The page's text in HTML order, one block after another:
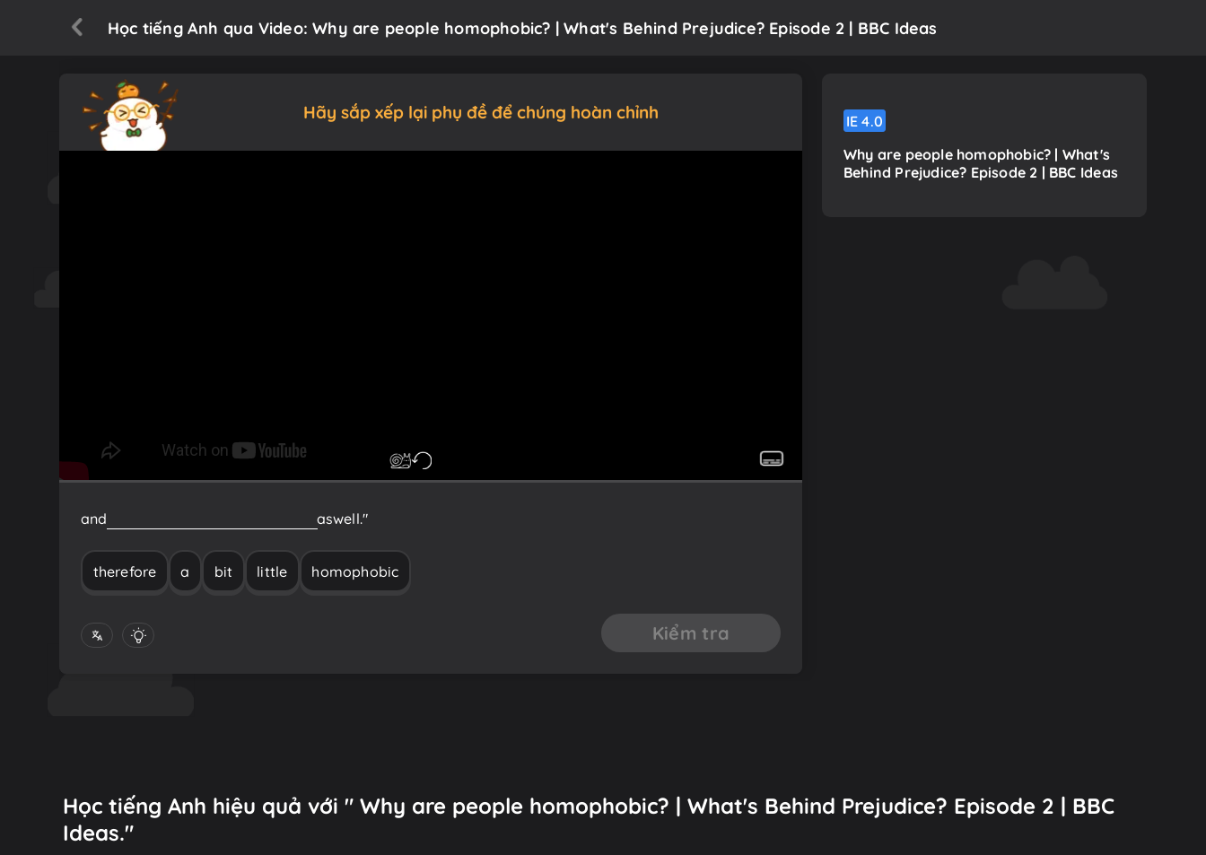
Học tiếng Anh qua Video: Why are people homophobic? | What's Behind Prejudice? Episode 2 | BBC Ideas
Hãy sắp xếp lại phụ đề để chúng hoàn chỉnh
and aswell."
therefore a bit little homophobic
Kiểm tra
IE4.0
Why are people homophobic? | What's
Behind Prejudice? Episode 2 | BBC Ideas
Học tiếng Anh hiệu quả với " Why are people homophobic? | What's Behind Prejudice? Episode 2 | BBC
Ideas."